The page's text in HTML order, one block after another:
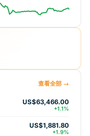
查看全部 →
US$63,466.00
+1.1%
US$1,881.80
+1.9%